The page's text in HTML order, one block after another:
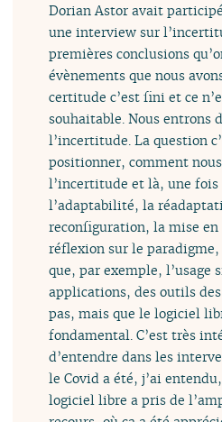
Dorian Astor avait
une interview sur
premières conclusions
évènements que nous
certitude c’est fini et ce
souhaitable. Nous entrons
l’incertitude. La question
positionner, comment
l’incertitude et là, une fois
l’adaptabilité, la
reconfiguration, la mise
réflexion sur le paradigme,
que, par exemple, l’usage
applications, des outils
pas, mais que le logiciel
fondamental. C’est très
d’entendre dans les
le Covid a été, j’ai
logiciel libre a pris de